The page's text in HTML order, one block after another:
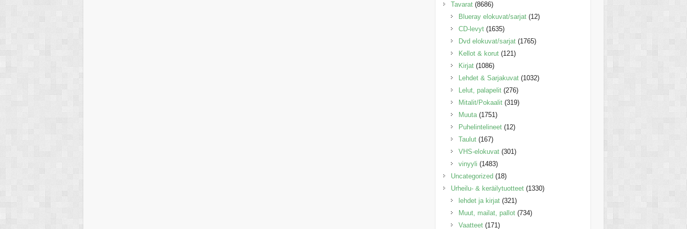
Tavarat (8686)
Blueray elokuvat/sarjat (12)
CD-levyt (1635)
Dvd elokuvat/sarjat (1765)
Kellot & korut (121)
Kirjat (1086)
Lehdet & Sarjakuvat (1032)
Lelut, palapelit (276)
Mitalit/Pokaalit (319)
Muuta (1751)
Puhelintelineet (12)
Taulut (167)
VHS-elokuvat (301)
vinyyli (1483)
Uncategorized (18)
Urheilu- & keräilytuotteet (1330)
lehdet ja kirjat (321)
Muut, mailat, pallot (734)
Vaatteet (171)